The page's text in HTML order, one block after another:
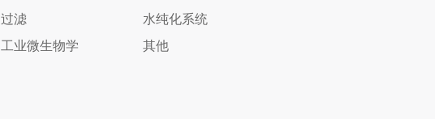
过滤
工业微生物学
水纯化系统
其他